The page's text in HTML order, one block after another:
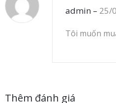
admin – 25/
Tôi muốn
Thêm đánh giá